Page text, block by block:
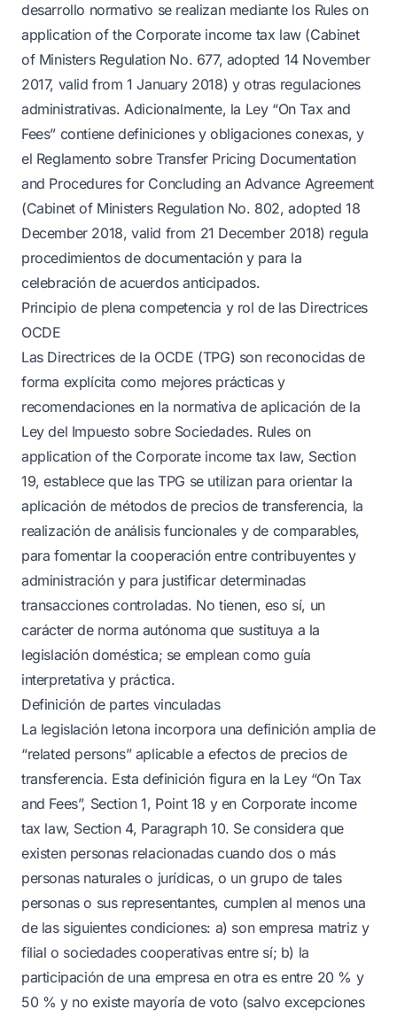
desarrollo normativo se realizan mediante los Rules on
application of the Corporate income tax law (Cabinet
of Ministers Regulation No. 677, adopted 14 November
2017, valid from 1 January 2018) y otras regulaciones
administrativas. Adicionalmente, la Ley “On Tax and
Fees” contiene definiciones y obligaciones conexas, y
el Reglamento sobre Transfer Pricing Documentation
and Procedures for Concluding an Advance Agreement
(Cabinet of Ministers Regulation No. 802, adopted 18
December 2018, valid from 21 December 2018) regula
procedimientos de documentación y para la
celebración de acuerdos anticipados.
Principio de plena competencia y rol de las Directrices
OCDE
Las Directrices de la OCDE (TPG) son reconocidas de
forma explícita como mejores prácticas y
recomendaciones en la normativa de aplicación de la
Ley del Impuesto sobre Sociedades. Rules on
application of the Corporate income tax law, Section
19, establece que las TPG se utilizan para orientar la
aplicación de métodos de precios de transferencia, la
realización de análisis funcionales y de comparables,
para fomentar la cooperación entre contribuyentes y
administración y para justificar determinadas
transacciones controladas. No tienen, eso sí, un
carácter de norma autónoma que sustituya a la
legislación doméstica; se emplean como guía
interpretativa y práctica.
Definición de partes vinculadas
La legislación letona incorpora una definición amplia de
“related persons” aplicable a efectos de precios de
transferencia. Esta definición figura en la Ley “On Tax
and Fees”, Section 1, Point 18 y en Corporate income
tax law, Section 4, Paragraph 10. Se considera que
existen personas relacionadas cuando dos o más
personas naturales o jurídicas, o un grupo de tales
personas o sus representantes, cumplen al menos una
de las siguientes condiciones: a) son empresa matriz y
filial o sociedades cooperativas entre sí; b) la
participación de una empresa en otra es entre 20 % y
50 % y no existe mayoría de voto (salvo excepciones